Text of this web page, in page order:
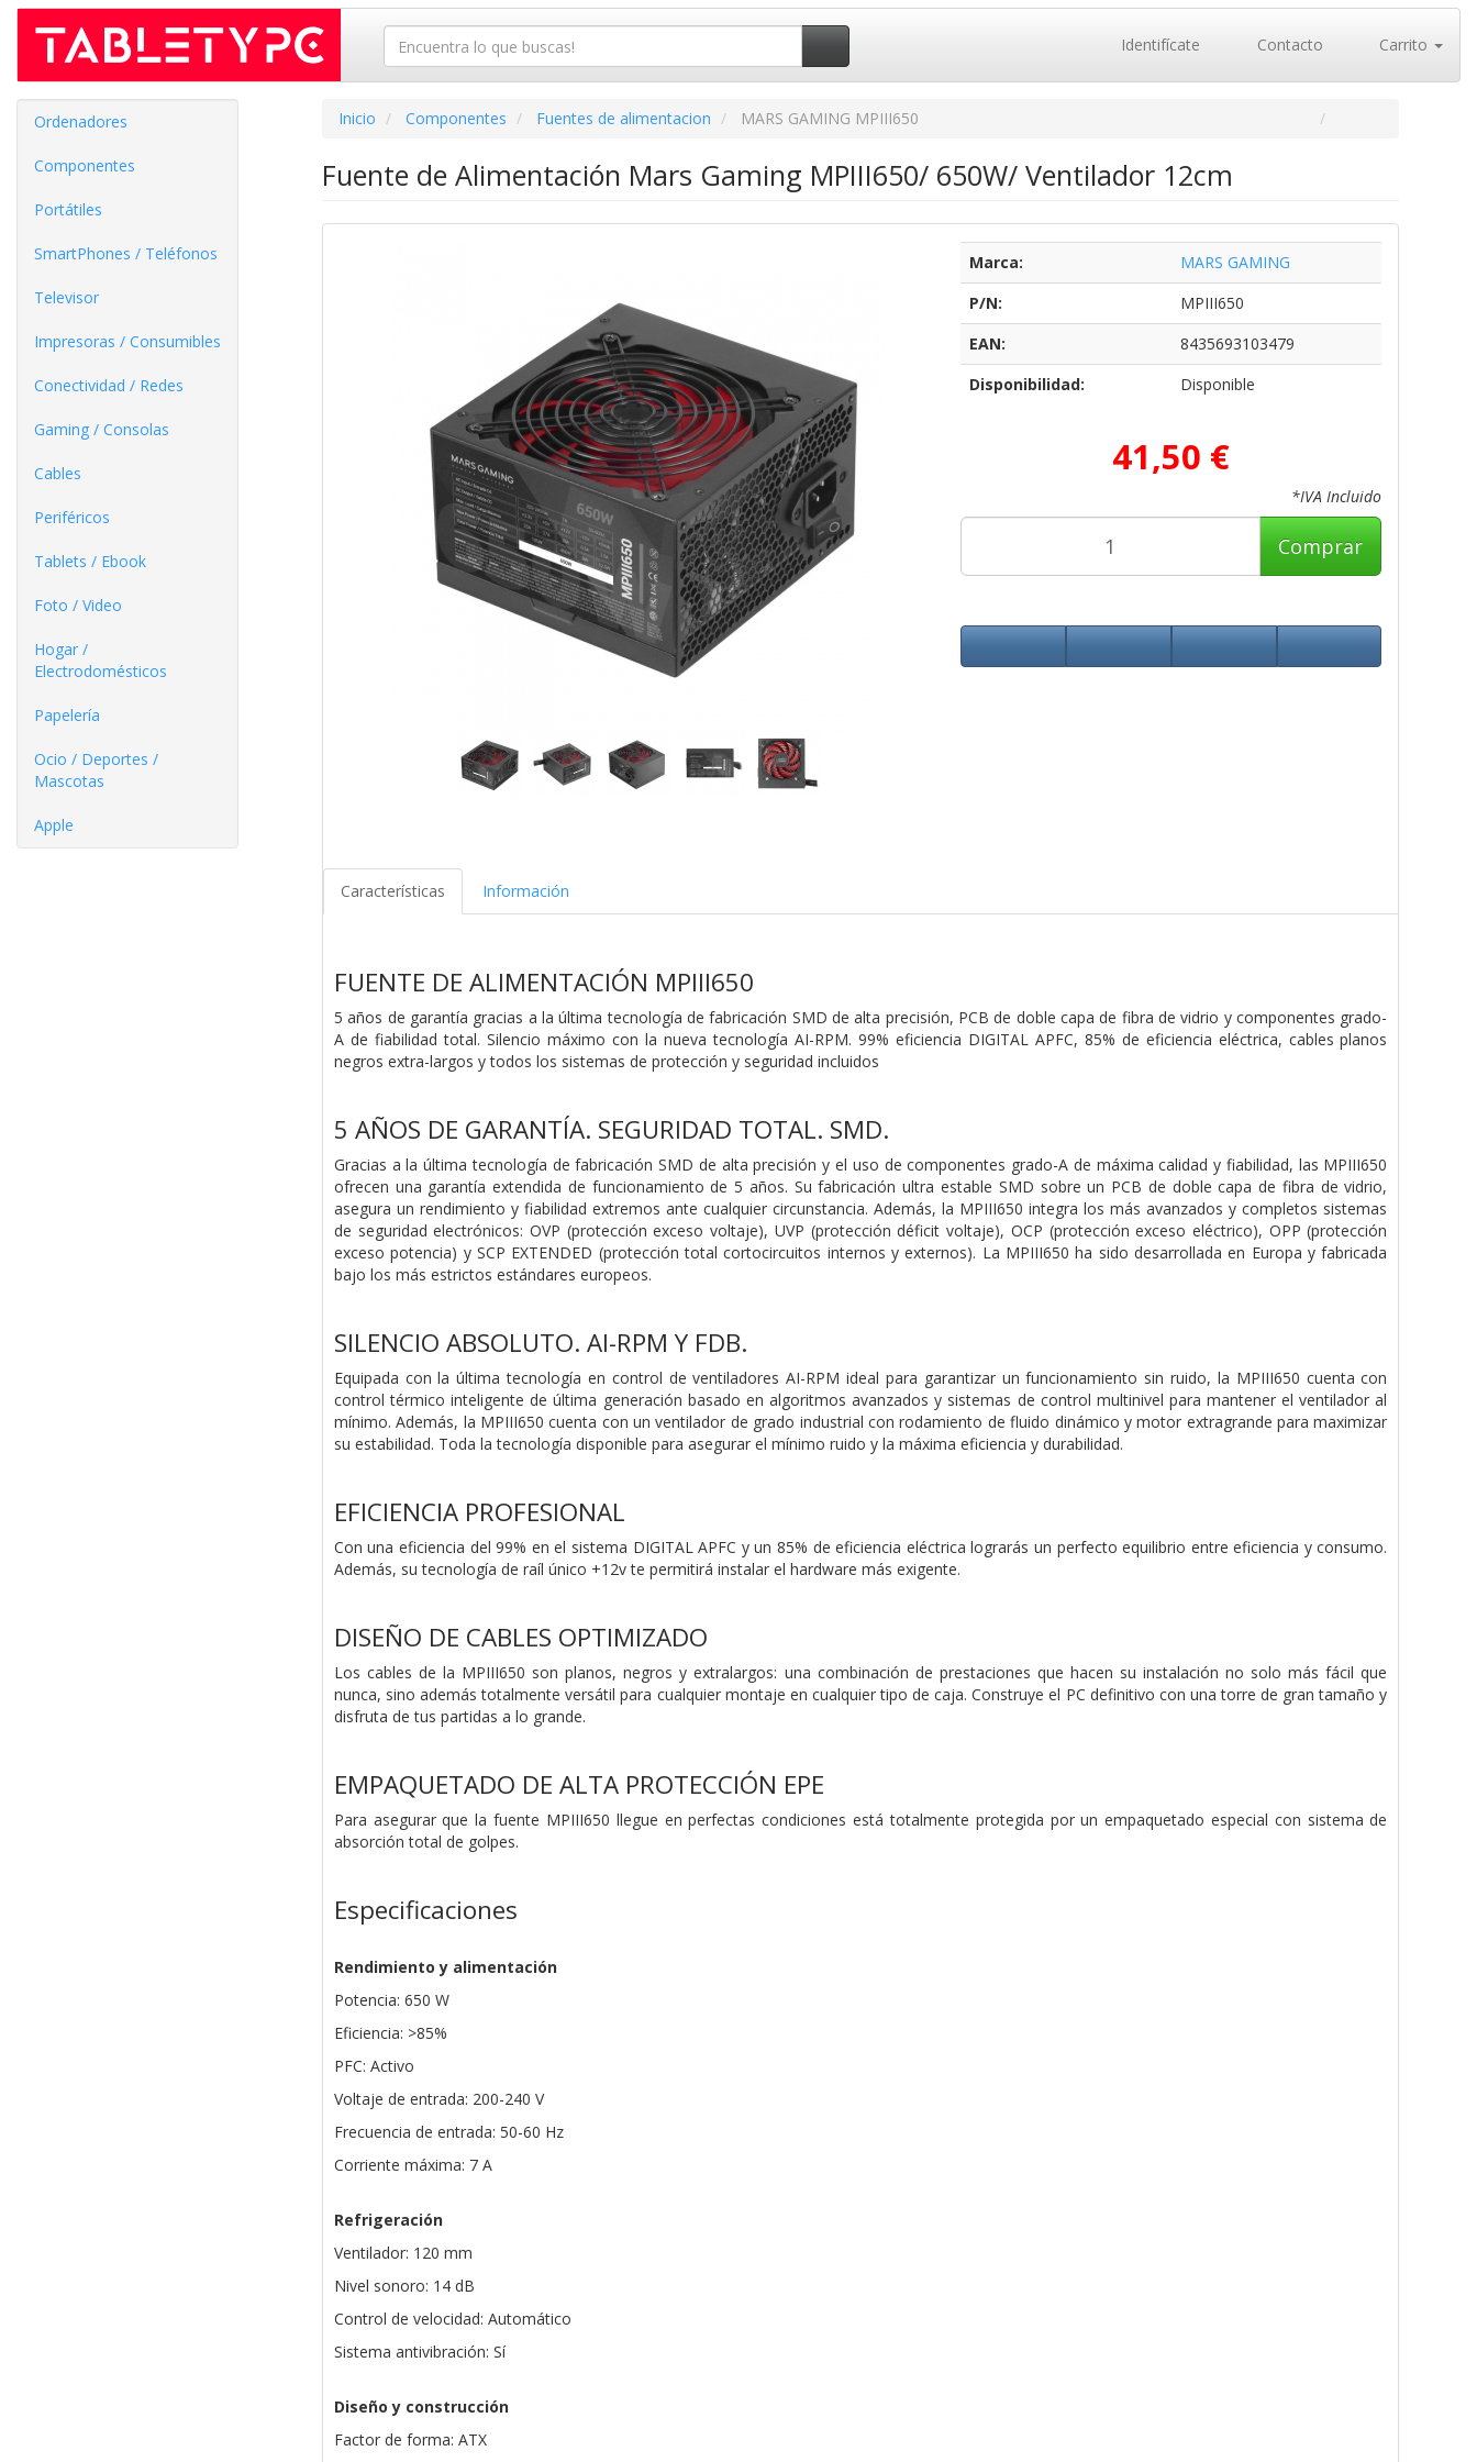
Identifícate Contacto Carrito
Ordenadores
Componentes
Portátiles
SmartPhones / Teléfonos
Televisor
Impresoras / Consumibles
Conectividad / Redes
Gaming / Consolas
Cables
Periféricos
Tablets / Ebook
Foto / Video
Hogar /
Electrodomésticos
Papelería
Ocio / Deportes /
Mascotas
Apple
Inicio Componentes Fuentes de alimentacion MARS GAMING MPIII650
Fuente de Alimentación Mars Gaming MPIII650/ 650W/ Ventilador 12cm
Marca:
MARS GAMING
P/N:
MPIII650
EAN:
8435693103479
Disponibilidad:
Disponible
41,50 €
*IVA Incluido
Comprar
Características Información
FUENTE DE ALIMENTACIÓN MPIII650
5 años de garantía gracias a la última tecnología de fabricación SMD de alta precisión, PCB de doble capa de fibra de vidrio y componentes grado-
A de fiabilidad total. Silencio máximo con la nueva tecnología AI-RPM. 99% eficiencia DIGITAL APFC, 85% de eficiencia eléctrica, cables planos
negros extra-largos y todos los sistemas de protección y seguridad incluidos
5 AÑOS DE GARANTÍA. SEGURIDAD TOTAL. SMD.
Gracias a la última tecnología de fabricación SMD de alta precisión y el uso de componentes grado-A de máxima calidad y fiabilidad, las MPIII650
ofrecen una garantía extendida de funcionamiento de 5 años. Su fabricación ultra estable SMD sobre un PCB de doble capa de fibra de vidrio,
asegura un rendimiento y fiabilidad extremos ante cualquier circunstancia. Además, la MPIII650 integra los más avanzados y completos sistemas
de seguridad electrónicos: OVP (protección exceso voltaje), UVP (protección déficit voltaje), OCP (protección exceso eléctrico), OPP (protección
exceso potencia) y SCP EXTENDED (protección total cortocircuitos internos y externos). La MPIII650 ha sido desarrollada en Europa y fabricada
bajo los más estrictos estándares europeos.
SILENCIO ABSOLUTO. AI-RPM Y FDB.
Equipada con la última tecnología en control de ventiladores AI-RPM ideal para garantizar un funcionamiento sin ruido, la MPIII650 cuenta con
control térmico inteligente de última generación basado en algoritmos avanzados y sistemas de control multinivel para mantener el ventilador al
mínimo. Además, la MPIII650 cuenta con un ventilador de grado industrial con rodamiento de fluido dinámico y motor extragrande para maximizar
su estabilidad. Toda la tecnología disponible para asegurar el mínimo ruido y la máxima eficiencia y durabilidad.
EFICIENCIA PROFESIONAL
Con una eficiencia del 99% en el sistema DIGITAL APFC y un 85% de eficiencia eléctrica lograrás un perfecto equilibrio entre eficiencia y consumo.
Además, su tecnología de raíl único +12v te permitirá instalar el hardware más exigente.
DISEÑO DE CABLES OPTIMIZADO
Los cables de la MPIII650 son planos, negros y extralargos: una combinación de prestaciones que hacen su instalación no solo más fácil que
nunca, sino además totalmente versátil para cualquier montaje en cualquier tipo de caja. Construye el PC definitivo con una torre de gran tamaño y
disfruta de tus partidas a lo grande.
EMPAQUETADO DE ALTA PROTECCIÓN EPE
Para asegurar que la fuente MPIII650 llegue en perfectas condiciones está totalmente protegida por un empaquetado especial con sistema de
absorción total de golpes.
Especificaciones
Rendimiento y alimentación
Potencia: 650 W
Eficiencia: >85%
PFC: Activo
Voltaje de entrada: 200-240 V
Frecuencia de entrada: 50-60 Hz
Corriente máxima: 7 A
Refrigeración
Ventilador: 120 mm
Nivel sonoro: 14 dB
Control de velocidad: Automático
Sistema antivibración: Sí
Diseño y construcción
Factor de forma: ATX